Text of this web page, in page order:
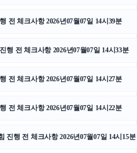
위자료
부산흥신소
전 체크사항 2026년07월07일 14시39분
행 전 체크사항 2026년07월07일 14시33분
전 체크사항 2026년07월07일 14시27분
전 체크사항 2026년07월07일 14시22분
진행 전 체크사항 2026년07월07일 14시15분